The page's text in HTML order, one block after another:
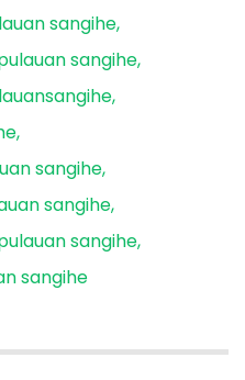
sangihe
sangihe
sangihe
sangihe
sangihe
sangihe